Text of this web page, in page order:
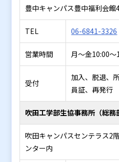
豊中キャンパス豊中福利会館
TEL 06-6841-3326
営業時間 月～金10:00
受付
加入、脱退、
員証、再発行
吹田工学部生協事務所（総務
吹田キャンパスセンテラス2
ンター内